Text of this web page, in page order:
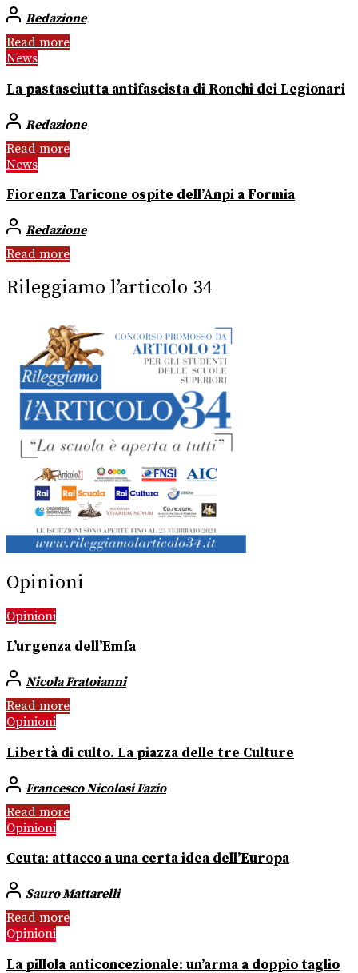
Redazione
Read more
News
La pastasciutta antifascista di Ronchi dei Legionari
Redazione
Read more
News
Fiorenza Taricone ospite dell’Anpi a Formia
Redazione
Read more
Rileggiamo l’articolo 34
Opinioni
Opinioni
L’urgenza dell’Emfa
Nicola Fratoianni
Read more
Opinioni
Libertà di culto. La piazza delle tre Culture
Francesco Nicolosi Fazio
Read more
Opinioni
Ceuta: attacco a una certa idea dell’Europa
Sauro Mattarelli
Read more
Opinioni
La pillola anticoncezionale: un’arma a doppio taglio